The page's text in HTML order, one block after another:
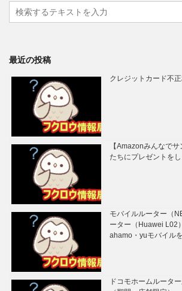
最近の投稿
クレジットカード不
【Amazonみんなで
たちにプレゼントをし
モバイルルーター（
ーター（Huawei L02
ahamo・yuモバイル
ドコモホームルータ